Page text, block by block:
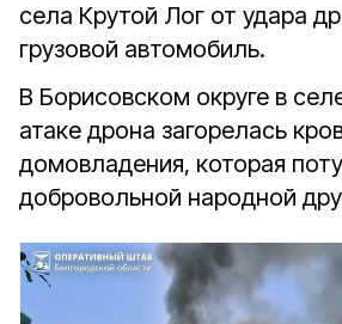
села Крутой Лог от удара
грузовой автомобиль.
В Борисовском округе в
атаке дрона загорелась
домовладения, которая
добровольной народной